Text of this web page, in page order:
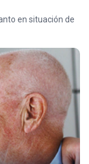
en situación de